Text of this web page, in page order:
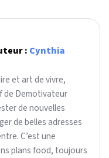
: Cynthia
et art de vivre,
de Demotivateur
de nouvelles
de belles adresses
C’est une
plans food, toujours